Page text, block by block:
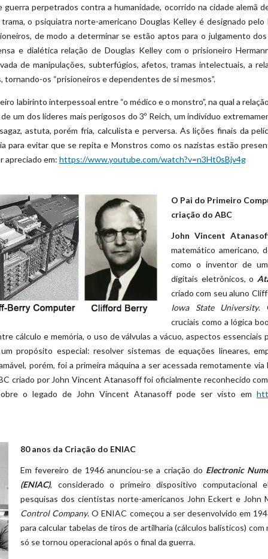
guerra perpetrados contra a humanidade, ocorrido na cidade alemã
o psiquiatra norte-americano Douglas Kelley é designado
de modo a determinar se estão aptos para o julgamento
e dialética relação de Douglas Kelley com o prisioneiro
de manipulações, subterfúgios, afetos, tramas intelectuais, a
tornando-os “prisioneiros e dependentes de si mesmos”.
labirinto interpessoal entre “o médico e o monstro”, na qual a
um dos líderes mais perigosos do 3º Reich, um indivíduo
astuta, porém fria, calculista e perversa. As lições finais da
para evitar que se repita e Monstros como os nazistas estão
apreciado em: https://www.youtube.com/watch?v=n3Ht0sBjv4g
O Pai do Primeiro
criação do ABC
John Vincent
matemático americano,
como o inventor de
digitais eletrônicos, o
criado com seu aluno
Iowa State University.
cruciais como a lógica
cálculo e memória, o uso de válvulas a vácuo, aspectos
propósito especial: resolver sistemas de equações lineares,
porém, foi a primeira máquina a ser acessada remotamente
criado por John Vincent Atanasoff foi oficialmente reconhecido
o legado de John Vincent Atanasoff pode ser visto em
80 anos da Criação do ENIAC
Em fevereiro de 1946 anunciou-se a criação do Electronic
(ENIAC), considerado o primeiro dispositivo
pesquisas dos cientistas norte-americanos John Eckert e John
Control Company. O ENIAC começou a ser desenvolvido em
para calcular tabelas de tiros de artilharia (cálculos balísticos) com
só se tornou operacional após o final da guerra.